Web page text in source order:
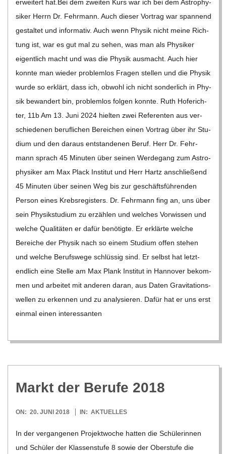
Markt der Berufe 2018
2018-
ON: 20. JUNI 2018 IN: AKTUELLES
In der ver­gan­ge­nen Pro­jekt­wo­che hat­ten die Schü­le­rin­nen
und Schü­ler der Klas­sen­stufe 8 sowie der Ober­stufe die